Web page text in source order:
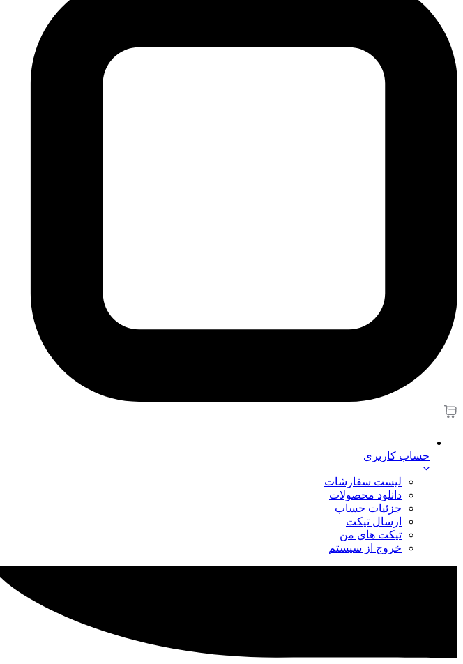
حساب کاربری
لیست سفارشات
دانلود محصولات
جزئیات حساب
ارسال تیکت
تیکت های من
خروج از سیستم